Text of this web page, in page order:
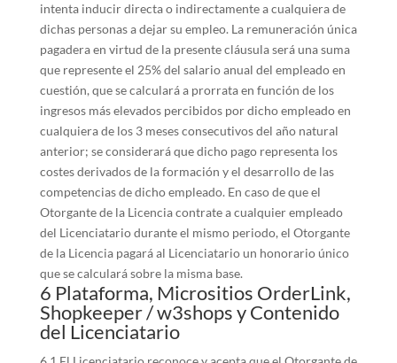
intenta inducir directa o indirectamente a cualquiera de
dichas personas a dejar su empleo. La remuneración única
pagadera en virtud de la presente cláusula será una suma
que represente el 25% del salario anual del empleado en
cuestión, que se calculará a prorrata en función de los
ingresos más elevados percibidos por dicho empleado en
cualquiera de los 3 meses consecutivos del año natural
anterior; se considerará que dicho pago representa los
costes derivados de la formación y el desarrollo de las
competencias de dicho empleado. En caso de que el
Otorgante de la Licencia contrate a cualquier empleado
del Licenciatario durante el mismo periodo, el Otorgante
de la Licencia pagará al Licenciatario un honorario único
que se calculará sobre la misma base.
6 Plataforma, Micrositios OrderLink,
Shopkeeper / w3shops y Contenido
del Licenciatario